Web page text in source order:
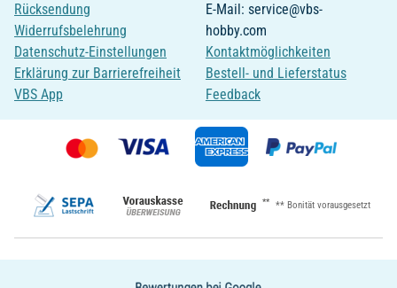
Rücksendung
Widerrufsbelehrung
Datenschutz-Einstellungen
Erklärung zur Barrierefreiheit
VBS App
E-Mail: service@vbs-
hobby.com
Kontaktmöglichkeiten
Bestell- und Lieferstatus
Feedback
** ** Bonität vorausgesetzt